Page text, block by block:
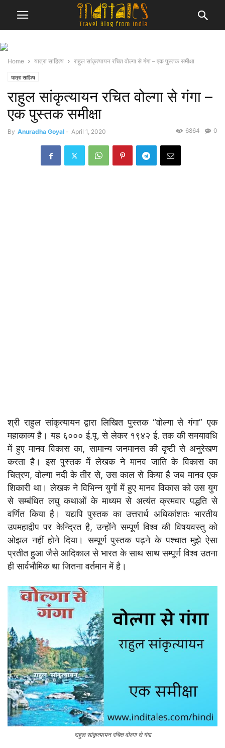
Home यात्रा साहित्य राहुल सांकृत्यायन रचित वोल्गा से गंगा – एक पुस्तक समीक्षा
यात्रा साहित्य
राहुल सांकृत्यायन रचित वोल्गा से गंगा –
एक पुस्तक समीक्षा
By Anuradha Goyal - April 1, 2020 0
6864
श्री राहुल सांकृत्यायन द्वारा लिखित पुस्तक “वोल्गा से गंगा” एक
महाकाव्य है। यह ६००० ई.पू. से लेकर १९४२ ई. तक की समयावधि
में हुए मानव विकास का, सामान्य जनमानस की दृष्टी से अनुरेखण
करता है। इस पुस्तक में लेखक ने मानव जाति के विकास का
चित्रण, वोल्गा नदी के तीर से, उस काल से किया है जब मानव एक
शिकारी था। लेखक ने विभिन्न युगों में हुए मानव विकास को उस युग
से सम्बंधित लघु कथाओं के माध्यम से अत्यंत क्रमवार पद्धति से
वर्णित किया है। यद्यपि पुस्तक का उत्तरार्ध अधिकांशतः भारतीय
उपमहाद्वीप पर केन्द्रित है, उन्होंने सम्पूर्ण विश्व की विषयवस्तु को
ओझल नहीं होने दिया। सम्पूर्ण पुस्तक पढ़ने के पश्चात मुझे ऐसा
प्रतीत हुआ जैसे आदिकाल से भारत के साथ साथ सम्पूर्ण विश्व उतना
ही सार्वभौमिक था जितना वर्तमान में है।
राहुल सांकृत्यायन रचित वोल्गा से गंगा